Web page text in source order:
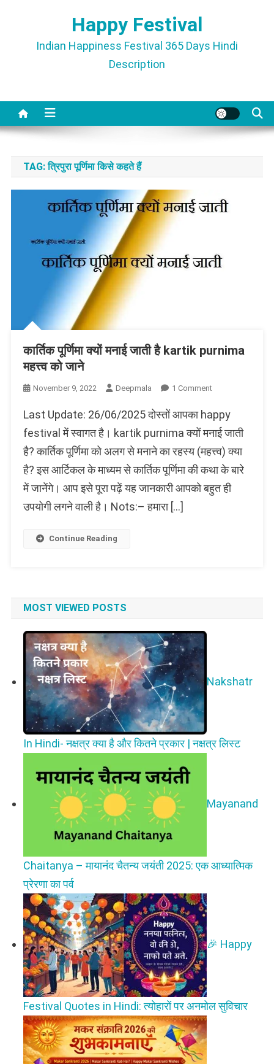
content
Happy Festival
Indian Happiness Festival 365 Days Hindi
Description
TAG:त्रिपुरा पूर्णिमा किसे कहते हैं
कार्तिक पूर्णिमा क्यों मनाई जाती है kartik purnima
महत्त्व को जाने
November 9, 2022 Deepmala 1 CommentOn
पूर्णिमा
क्यों
मनाई
जाती
है
Kartik
Purnima
Last Update: 26/06/2025 दोस्तों आपका happy
festival में स्वागत है। kartik purnima क्यों मनाई जाती
है? कार्तिक पूर्णिमा को अलग से मनाने का रहस्य (महत्त्व) क्या
है? इस आर्टिकल के माध्यम से कार्तिक पूर्णिमा की कथा के बारे
में जानेंगे। आप इसे पूरा पढ़ें यह जानकारी आपको बहुत ही
उपयोगी लगने वाली है। Nots:– हमारा […]
Continue Reading
MOST VIEWED POSTS
Nakshatr
In Hindi- नक्षत्र क्या है और कितने प्रकार | नक्षत्र लिस्ट
Mayanand
Chaitanya – मायानंद चैतन्य जयंती 2025: एक आध्यात्मिक
प्रेरणा का पर्व
🎉 Happy
Festival Quotes in Hindi: त्योहारों पर अनमोल सुविचार